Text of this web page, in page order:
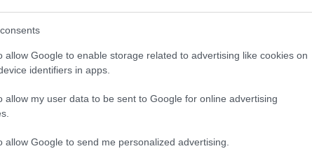
allow Google to enable storage related to advertising like cookies on
identifiers in apps.
allow my user data to be sent to Google for online advertising
allow Google to send me personalized advertising.
Θάνος Πλεύρης
εργαλείο προστασίας των
«διαχωρισμό προσφύγων και
ενίσχυσης των επιστροφών όσων
«οφείλει να δώσει μεγαλύτερη
των εξωτερικών συνόρων».